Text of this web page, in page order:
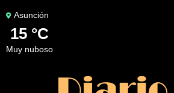
Asunción
15 °C
muy nuboso